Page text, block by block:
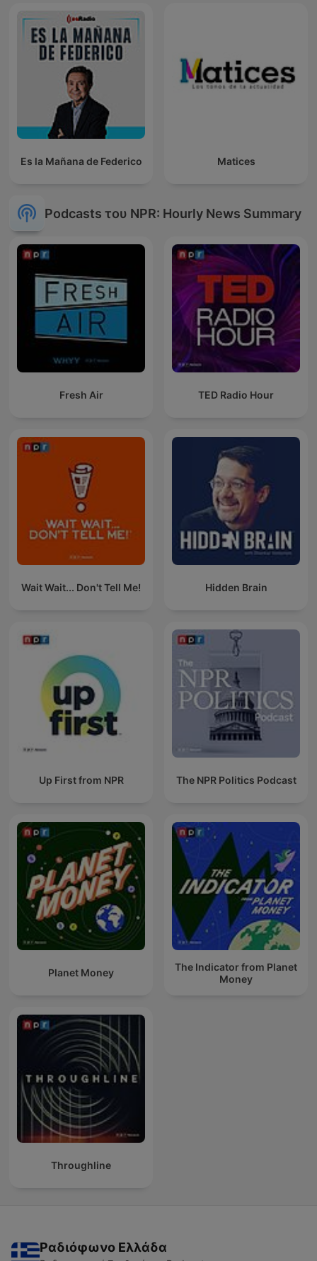
Es la Mañana de Federico Matices
Podcasts του NPR: Hourly News Summary
Fresh Air TED Radio Hour
Wait Wait... Don't Tell Me! Hidden Brain
Up First from NPR The NPR Politics Podcast
Planet Money
The Indicator from Planet
Money
Throughline
Ραδιόφωνο Ελλάδα